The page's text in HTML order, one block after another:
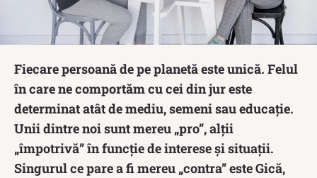
Fiecare persoană de pe planetă este unică. Felul
în care ne comportăm cu cei din jur este
determinat atât de mediu, semeni sau educație.
Unii dintre noi sunt mereu „pro”, alții
„împotrivă” în funcție de interese și situații.
Singurul ce pare a fi mereu „contra” este Gică,